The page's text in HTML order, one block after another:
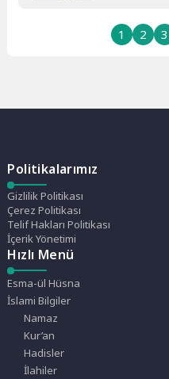
1 2 3
Politikalarımız
Gizlilik Politikası
Çerez Politikası
Telif Hakları Politikası
İçerik Yönetimi
Hızlı Menü
Esma-ül Hüsna
İslami Bilgiler
Namaz
Kur’an
Hadisler
İlahiler